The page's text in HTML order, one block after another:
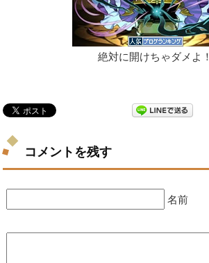
絶対に開けちゃダメよ！
コメントを残す
名前